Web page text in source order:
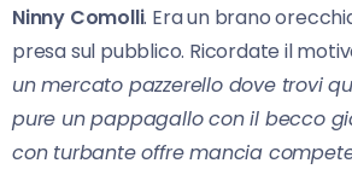
Ninny Comolli. Era un brano
presa sul pubblico. Ricordate il
un mercato pazzerello dove trovi
pure un pappagallo con il becco
con turbante offre mancia